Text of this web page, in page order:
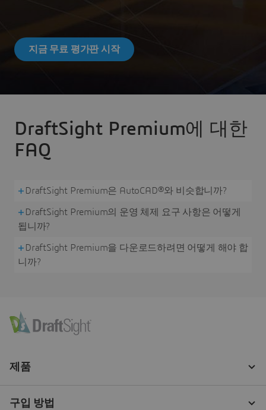
지금 무료 평가판 시작
DraftSight Premium에 대한
FAQ
DraftSight Premium은 AutoCAD®와 비슷합니까?
DraftSight Premium의 운영 체제 요구 사항은 어떻게
됩니까?
DraftSight Premium을 다운로드하려면 어떻게 해야 합
니까?